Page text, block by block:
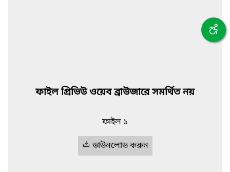
ফাইল প্রিভিউ ওয়েব ব্রাউজারে সমর্থিত নয়
ফাইল ১
ডাউনলোড করুন